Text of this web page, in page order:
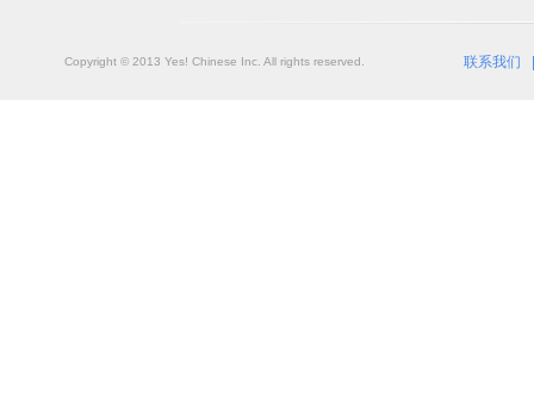
Copyright © 2013 Yes! Chinese Inc. All rights reserved. 联系我们